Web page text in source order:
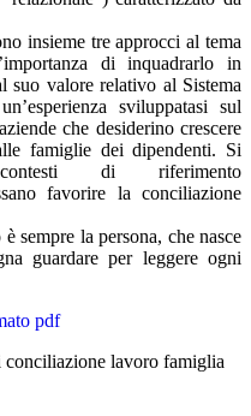
insieme tre approcci al tema
di inquadrarlo in
suo valore relativo al Sistema
sviluppatasi sul
che desiderino crescere
famiglie dei dipendenti. Si
di riferimento
favorire la conciliazione
sempre la persona, che nasce
guardare per leggere ogni
pdf